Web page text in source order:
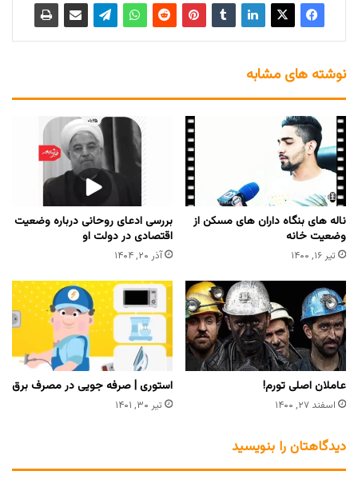
نوشته های مشابه
ناله های بنگاه داران های مسکن از
وضعیت خانه
تیر ۱۶, ۱۴۰۰
بررسی ادعای روحانی درباره وضعیت
اقتصادی در دولت او
آذر ۲۰, ۱۴۰۴
عاملان اصلی تورم!
اسفند ۲۷, ۱۴۰۰
استوری | صرفه جویی در مصرف برق
تیر ۳۰, ۱۴۰۱
دیدگاهتان را بنویسید